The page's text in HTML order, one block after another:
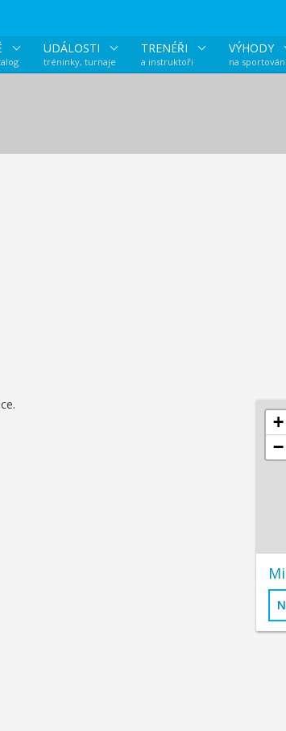
UDÁLOSTI
tréninky, turnaje
TRENÉŘI
a instruktoři
VÝHODY
na
+
−